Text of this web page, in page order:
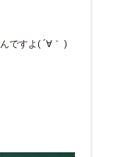
ですよ( ´∀｀ )